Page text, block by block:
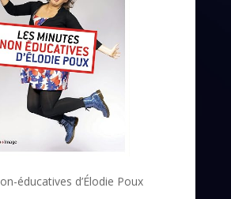
éducatives d’Élodie Poux